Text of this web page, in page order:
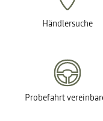
Händlersuche
Probefahrt